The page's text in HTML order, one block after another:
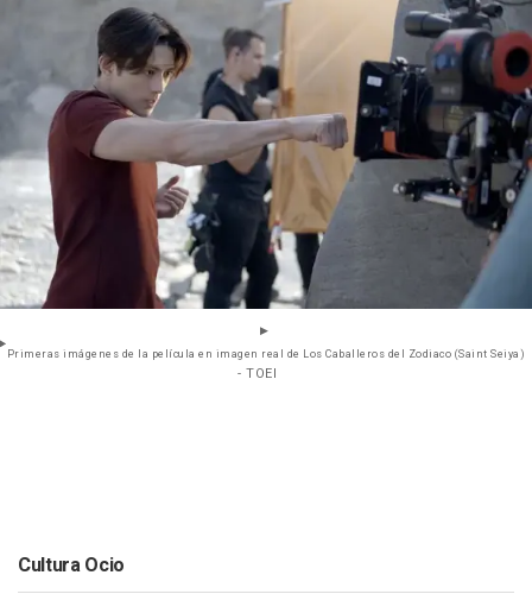
Primeras imágenes de la película en imagen real de Los Caballeros del Zodiaco (Saint Seiya)
- TOEI
Cultura Ocio